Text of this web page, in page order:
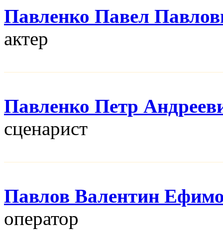
Павленко Павел
актер
Павленко Петр
сценарист
Павлов Валентин
оператор